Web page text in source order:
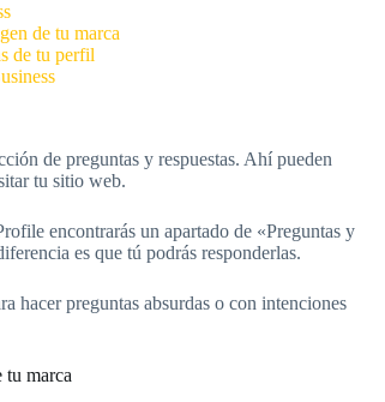
de tu marca
de tu perfil
de preguntas y respuestas. Ahí pueden
tu sitio web.
encontrarás un apartado de «Preguntas y
es que tú podrás responderlas.
hacer preguntas absurdas o con intenciones
tu marca